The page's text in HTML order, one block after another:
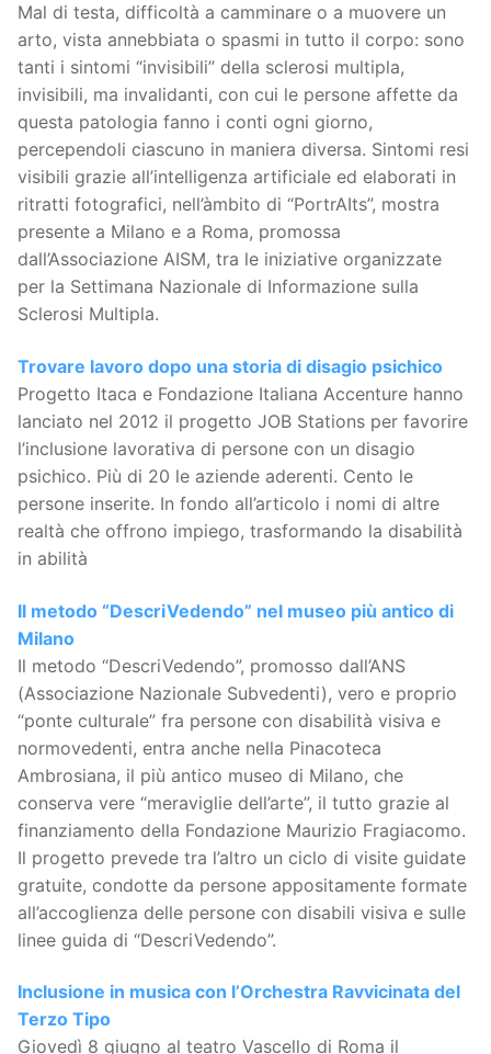
Mal di testa, difficoltà a camminare o a muovere un
arto, vista annebbiata o spasmi in tutto il corpo: sono
tanti i sintomi “invisibili” della sclerosi multipla,
invisibili, ma invalidanti, con cui le persone affette da
questa patologia fanno i conti ogni giorno,
percependoli ciascuno in maniera diversa. Sintomi resi
visibili grazie all’intelligenza artificiale ed elaborati in
ritratti fotografici, nell’àmbito di “PortrAIts”, mostra
presente a Milano e a Roma, promossa
dall’Associazione AISM, tra le iniziative organizzate
per la Settimana Nazionale di Informazione sulla
Sclerosi Multipla.
Trovare lavoro dopo una storia di disagio psichico
Progetto Itaca e Fondazione Italiana Accenture hanno
lanciato nel 2012 il progetto JOB Stations per favorire
l’inclusione lavorativa di persone con un disagio
psichico. Più di 20 le aziende aderenti. Cento le
persone inserite. In fondo all’articolo i nomi di altre
realtà che offrono impiego, trasformando la disabilità
in abilità
Il metodo “DescriVedendo” nel museo più antico di
Milano
Il metodo “DescriVedendo”, promosso dall’ANS
(Associazione Nazionale Subvedenti), vero e proprio
“ponte culturale” fra persone con disabilità visiva e
normovedenti, entra anche nella Pinacoteca
Ambrosiana, il più antico museo di Milano, che
conserva vere “meraviglie dell’arte”, il tutto grazie al
finanziamento della Fondazione Maurizio Fragiacomo.
Il progetto prevede tra l’altro un ciclo di visite guidate
gratuite, condotte da persone appositamente formate
all’accoglienza delle persone con disabili visiva e sulle
linee guida di “DescriVedendo”.
Inclusione in musica con l’Orchestra Ravvicinata del
Terzo Tipo
Giovedì 8 giugno al teatro Vascello di Roma il